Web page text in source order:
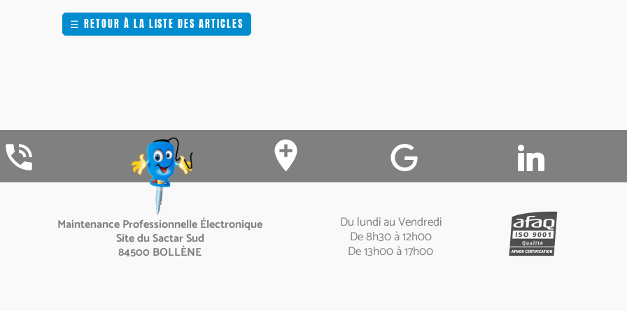
Maintenance Professionnelle Électronique Du lundi au Vendredi
phone_in_talk add_location
☰ RETOUR À LA LISTE DES ARTICLES